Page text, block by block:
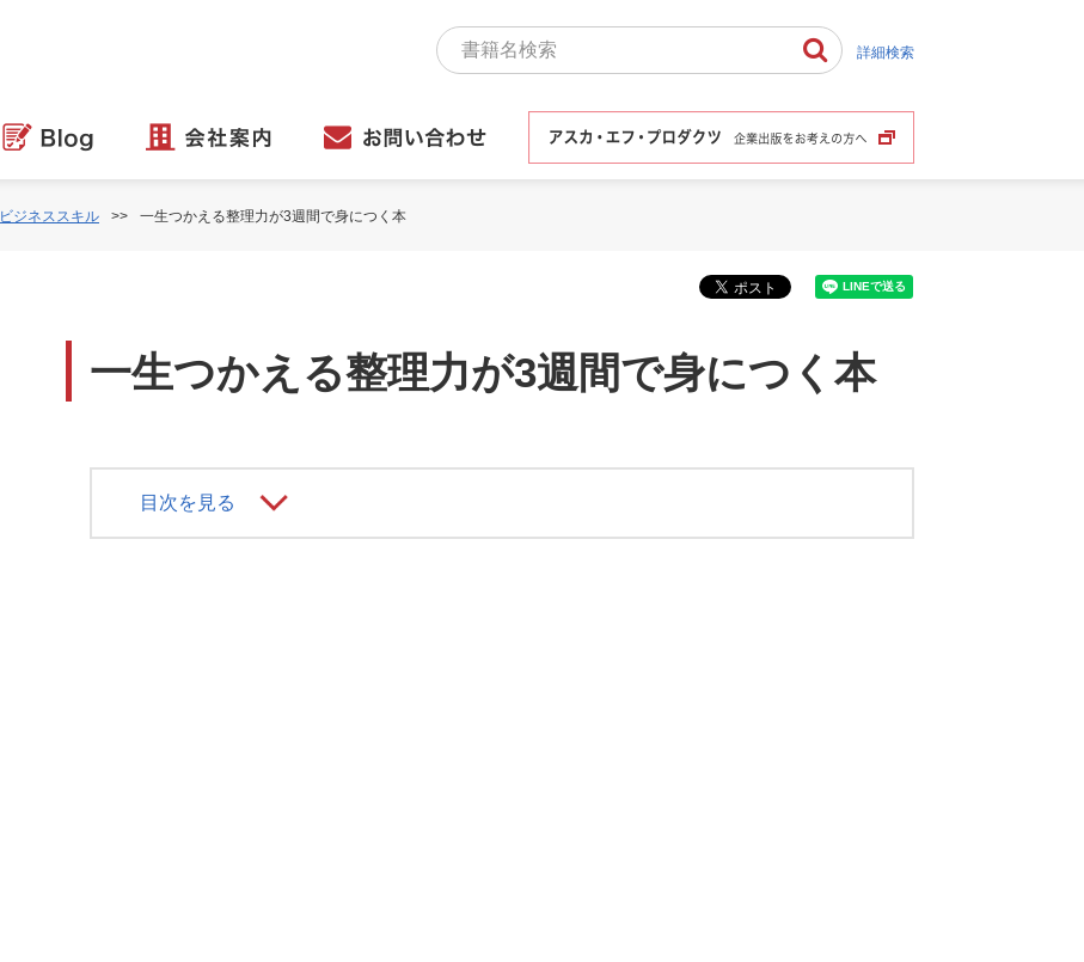
詳細検索
ビジネススキル 一生つかえる整理力が3週間で身につく本
一生つかえる整理力が3週間で身につく本
目次を見る